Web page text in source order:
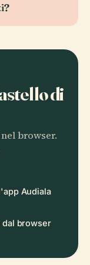
di
browser.
Audiala
dal browser